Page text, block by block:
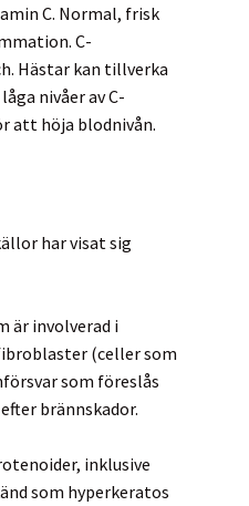
C. Normal, frisk
C-
Hästar kan tillverka
nivåer av C-
att höja blodnivån.
har visat sig
är involverad i
(celler som
som föreslås
brännskador.
inklusive
som hyperkeratos